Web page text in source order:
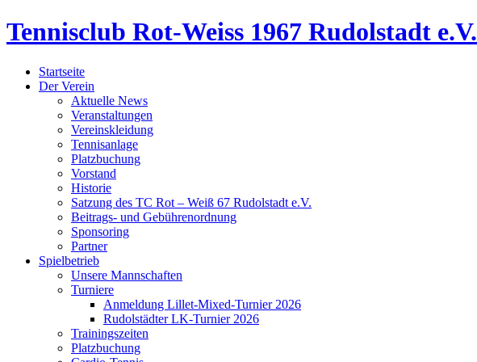
Tennisclub Rot-Weiss 1967 Rudolstadt e.V.
Startseite
Der Verein
Aktuelle News
Veranstaltungen
Vereinskleidung
Tennisanlage
Platzbuchung
Vorstand
Historie
Satzung des TC Rot – Weiß 67 Rudolstadt e.V.
Beitrags- und Gebührenordnung
Sponsoring
Partner
Spielbetrieb
Unsere Mannschaften
Turniere
Anmeldung Lillet-Mixed-Turnier 2026
Rudolstädter LK-Turnier 2026
Trainingszeiten
Platzbuchung